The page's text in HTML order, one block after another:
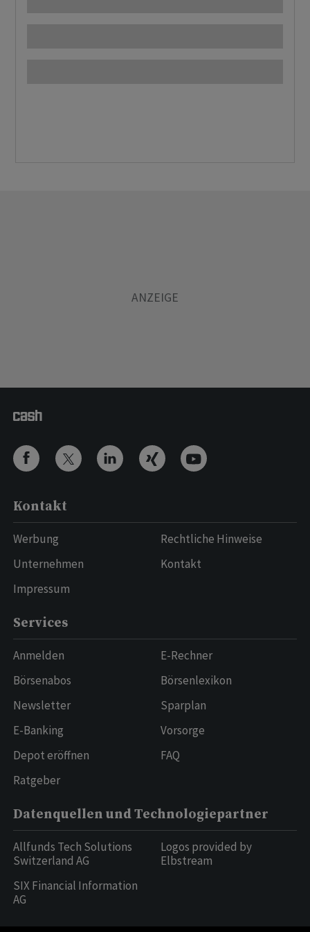
Kontakt
Werbung
Unternehmen
Impressum
Rechtliche Hinweise
Kontakt
Services
Anmelden
Börsenabos
Newsletter
E-Banking
Depot eröffnen
Ratgeber
E-Rechner
Börsenlexikon
Sparplan
Vorsorge
FAQ
Datenquellen und Technologiepartner
Allfunds Tech Solutions
Switzerland AG
SIX Financial Information
AG
Logos provided by
Elbstream